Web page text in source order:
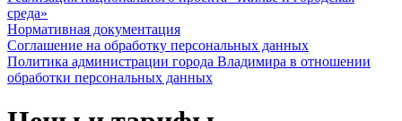
среда»
Нормативная документация
Соглашение на обработку персональных данных
Политика администрации города Владимира в отношении
обработки персональных данных